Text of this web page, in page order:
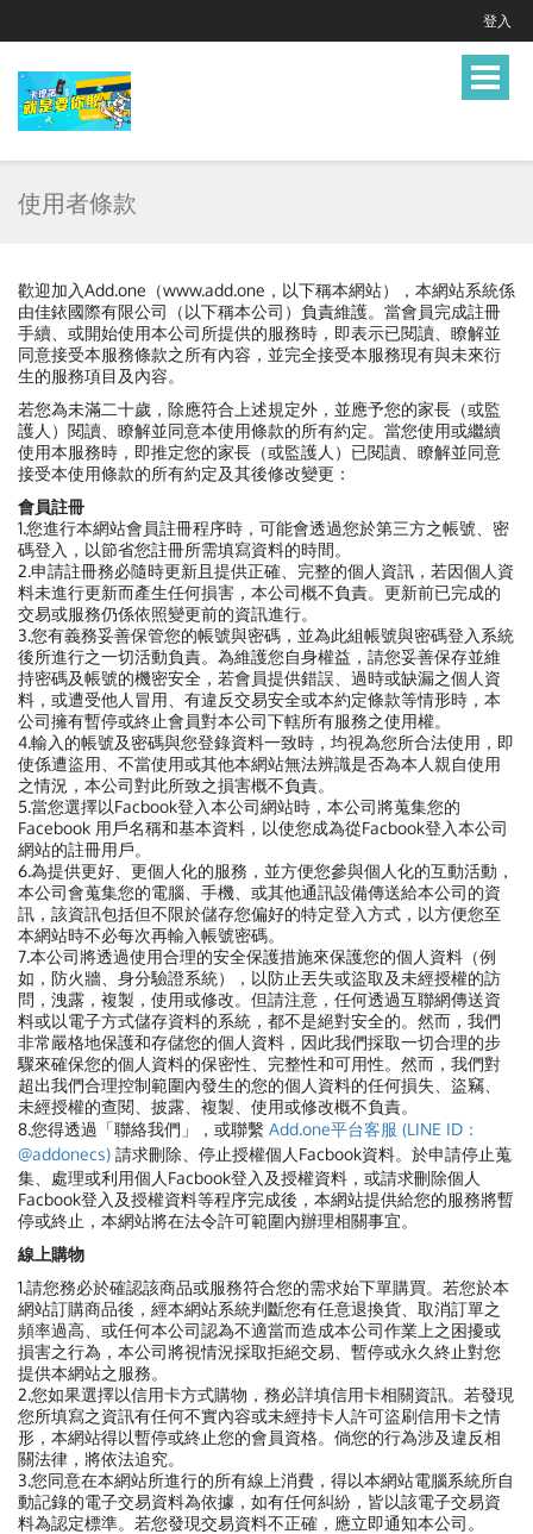
登入
Toggle
使用者條款
歡迎加入Add.one（www.add.one，以下稱本網站），本網站系統係
由佳銥國際有限公司（以下稱本公司）負責維護。當會員完成註冊
手續、或開始使用本公司所提供的服務時，即表示已閱讀、瞭解並
同意接受本服務條款之所有內容，並完全接受本服務現有與未來衍
生的服務項目及內容。
若您為未滿二十歲，除應符合上述規定外，並應予您的家長（或監
護人）閱讀、瞭解並同意本使用條款的所有約定。當您使用或繼續
使用本服務時，即推定您的家長（或監護人）已閱讀、瞭解並同意
接受本使用條款的所有約定及其後修改變更：
會員註冊
1.您進行本網站會員註冊程序時，可能會透過您於第三方之帳號、密
碼登入，以節省您註冊所需填寫資料的時間。
2.申請註冊務必隨時更新且提供正確、完整的個人資訊，若因個人資
料未進行更新而產生任何損害，本公司概不負責。更新前已完成的
交易或服務仍係依照變更前的資訊進行。
3.您有義務妥善保管您的帳號與密碼，並為此組帳號與密碼登入系統
後所進行之一切活動負責。為維護您自身權益，請您妥善保存並維
持密碼及帳號的機密安全，若會員提供錯誤、過時或缺漏之個人資
料，或遭受他人冒用、有違反交易安全或本約定條款等情形時，本
公司擁有暫停或終止會員對本公司下轄所有服務之使用權。
4.輸入的帳號及密碼與您登錄資料一致時，均視為您所合法使用，即
使係遭盜用、不當使用或其他本網站無法辨識是否為本人親自使用
之情況，本公司對此所致之損害概不負責。
5.當您選擇以Facbook登入本公司網站時，本公司將蒐集您的
Facebook 用戶名稱和基本資料，以使您成為從Facbook登入本公司
網站的註冊用戶。
6.為提供更好、更個人化的服務，並方便您參與個人化的互動活動，
本公司會蒐集您的電腦、手機、或其他通訊設備傳送給本公司的資
訊，該資訊包括但不限於儲存您偏好的特定登入方式，以方便您至
本網站時不必每次再輸入帳號密碼。
7.本公司將透過使用合理的安全保護措施來保護您的個人資料（例
如，防火牆、身分驗證系統），以防止丟失或盜取及未經授權的訪
問，洩露，複製，使用或修改。但請注意，任何透過互聯網傳送資
料或以電子方式儲存資料的系統，都不是絕對安全的。然而，我們
非常嚴格地保護和存儲您的個人資料，因此我們採取一切合理的步
驟來確保您的個人資料的保密性、完整性和可用性。然而，我們對
超出我們合理控制範圍內發生的您的個人資料的任何損失、盜竊、
未經授權的查閱、披露、複製、使用或修改概不負責。
8.您得透過「聯絡我們」，或聯繫 Add.one平台客服 (LINE ID：
@addonecs) 請求刪除、停止授權個人Facbook資料。於申請停止蒐
集、處理或利用個人Facbook登入及授權資料，或請求刪除個人
Facbook登入及授權資料等程序完成後，本網站提供給您的服務將暫
停或終止，本網站將在法令許可範圍內辦理相關事宜。
線上購物
1.請您務必於確認該商品或服務符合您的需求始下單購買。若您於本
網站訂購商品後，經本網站系統判斷您有任意退換貨、取消訂單之
頻率過高、或任何本公司認為不適當而造成本公司作業上之困擾或
損害之行為，本公司將視情況採取拒絕交易、暫停或永久終止對您
提供本網站之服務。
2.您如果選擇以信用卡方式購物，務必詳填信用卡相關資訊。若發現
您所填寫之資訊有任何不實內容或未經持卡人許可盜刷信用卡之情
形，本網站得以暫停或終止您的會員資格。倘您的行為涉及違反相
關法律，將依法追究。
3.您同意在本網站所進行的所有線上消費，得以本網站電腦系統所自
動記錄的電子交易資料為依據，如有任何糾紛，皆以該電子交易資
料為認定標準。若您發現交易資料不正確，應立即通知本公司。